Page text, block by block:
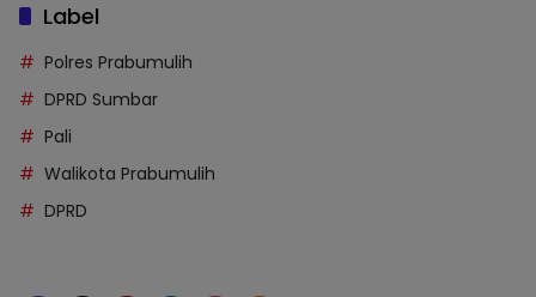
Label
Polres Prabumulih
DPRD Sumbar
Pali
Walikota Prabumulih
DPRD